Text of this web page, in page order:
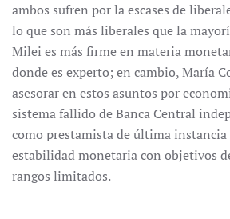
ambos sufren por la escases de
lo que son más liberales que la
Milei es más firme en materia
donde es experto; en cambio, María
asesorar en estos asuntos por
sistema fallido de Banca Central
como prestamista de última instancia
estabilidad monetaria con objetivos
rangos limitados.